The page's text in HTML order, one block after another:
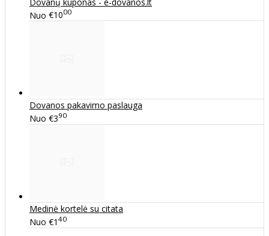
Nuo €1000
Dovanos pakavimo paslauga
Nuo €390
Medinė kortelė su citata
Nuo €1 40